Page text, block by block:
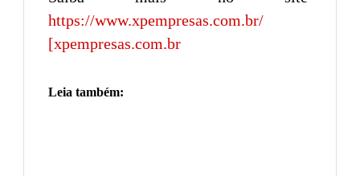
https://www.xpempresas.com.br/
[xpempresas.com.br
Leia também: